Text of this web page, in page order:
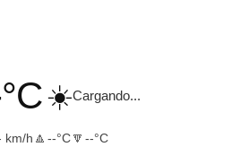
☀️Cargando...
km/h 🔼 --°C🔽 --°C